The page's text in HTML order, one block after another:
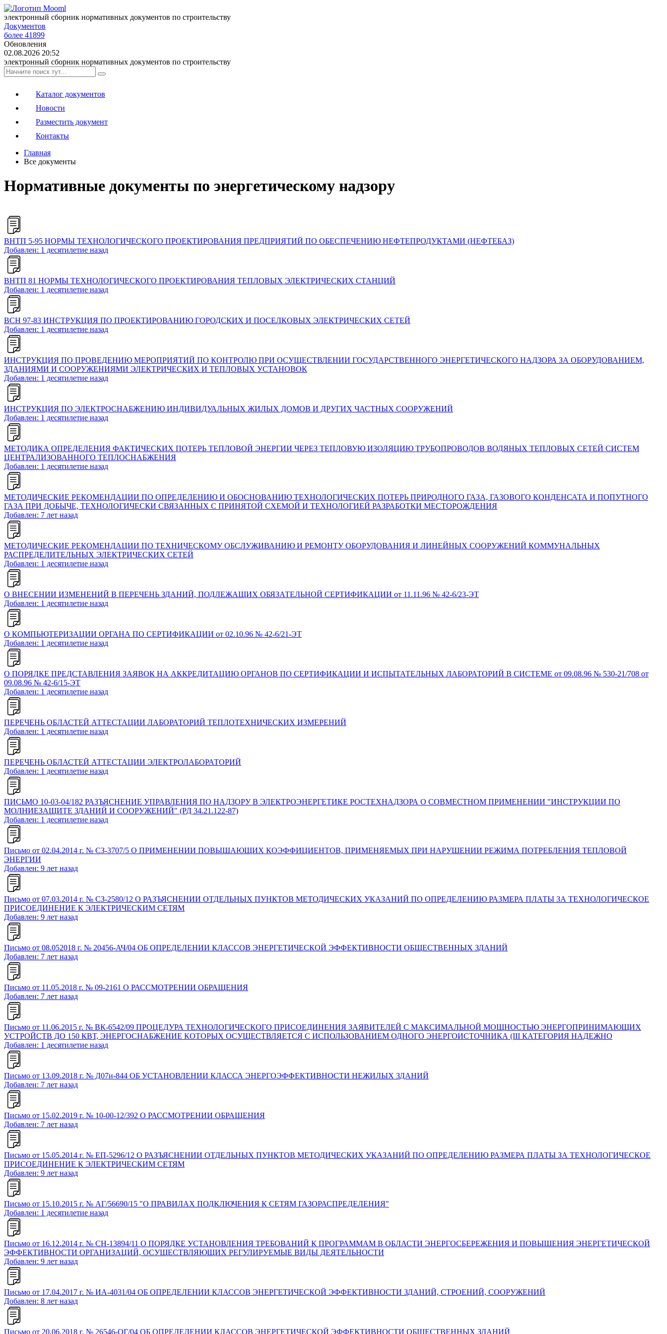
электронный сборник нормативных документов по строительству
Документов
более 41899
Обновления
02.08.2026 20:52
электронный сборник нормативных документов по строительству
Каталог документов
Новости
Разместить документ
Контакты
Главная
Все документы
Нормативные документы по энергетическому надзору
ВНТП 5-95 НОРМЫ ТЕХНОЛОГИЧЕСКОГО ПРОЕКТИРОВАНИЯ ПРЕДПРИЯТИЙ ПО ОБЕСПЕЧЕНИЮ НЕФТЕПРОДУКТАМИ (НЕФТЕБАЗ)
Добавлен: 1 десятилетие назад
ВНТП 81 НОРМЫ ТЕХНОЛОГИЧЕСКОГО ПРОЕКТИРОВАНИЯ ТЕПЛОВЫХ ЭЛЕКТРИЧЕСКИХ СТАНЦИЙ
Добавлен: 1 десятилетие назад
ВСН 97-83 ИНСТРУКЦИЯ ПО ПРОЕКТИРОВАНИЮ ГОРОДСКИХ И ПОСЕЛКОВЫХ ЭЛЕКТРИЧЕСКИХ СЕТЕЙ
Добавлен: 1 десятилетие назад
ИНСТРУКЦИЯ ПО ПРОВЕДЕНИЮ МЕРОПРИЯТИЙ ПО КОНТРОЛЮ ПРИ ОСУЩЕСТВЛЕНИИ ГОСУДАРСТВЕННОГО ЭНЕРГЕТИЧЕСКОГО НАДЗОРА ЗА ОБОРУДОВАНИЕМ,
ЗДАНИЯМИ И СООРУЖЕНИЯМИ ЭЛЕКТРИЧЕСКИХ И ТЕПЛОВЫХ УСТАНОВОК
Добавлен: 1 десятилетие назад
ИНСТРУКЦИЯ ПО ЭЛЕКТРОСНАБЖЕНИЮ ИНДИВИДУАЛЬНЫХ ЖИЛЫХ ДОМОВ И ДРУГИХ ЧАСТНЫХ СООРУЖЕНИЙ
Добавлен: 1 десятилетие назад
МЕТОДИКА ОПРЕДЕЛЕНИЯ ФАКТИЧЕСКИХ ПОТЕРЬ ТЕПЛОВОЙ ЭНЕРГИИ ЧЕРЕЗ ТЕПЛОВУЮ ИЗОЛЯЦИЮ ТРУБОПРОВОДОВ ВОДЯНЫХ ТЕПЛОВЫХ СЕТЕЙ СИСТЕМ
ЦЕНТРАЛИЗОВАННОГО ТЕПЛОСНАБЖЕНИЯ
Добавлен: 1 десятилетие назад
МЕТОДИЧЕСКИЕ РЕКОМЕНДАЦИИ ПО ОПРЕДЕЛЕНИЮ И ОБОСНОВАНИЮ ТЕХНОЛОГИЧЕСКИХ ПОТЕРЬ ПРИРОДНОГО ГАЗА, ГАЗОВОГО КОНДЕНСАТА И ПОПУТНОГО
ГАЗА ПРИ ДОБЫЧЕ, ТЕХНОЛОГИЧЕСКИ СВЯЗАННЫХ С ПРИНЯТОЙ СХЕМОЙ И ТЕХНОЛОГИЕЙ РАЗРАБОТКИ МЕСТОРОЖДЕНИЯ
Добавлен: 7 лет назад
МЕТОДИЧЕСКИЕ РЕКОМЕНДАЦИИ ПО ТЕХНИЧЕСКОМУ ОБСЛУЖИВАНИЮ И РЕМОНТУ ОБОРУДОВАНИЯ И ЛИНЕЙНЫХ СООРУЖЕНИЙ КОММУНАЛЬНЫХ
РАСПРЕДЕЛИТЕЛЬНЫХ ЭЛЕКТРИЧЕСКИХ СЕТЕЙ
Добавлен: 1 десятилетие назад
О ВНЕСЕНИИ ИЗМЕНЕНИЙ В ПЕРЕЧЕНЬ ЗДАНИЙ, ПОДЛЕЖАЩИХ ОБЯЗАТЕЛЬНОЙ СЕРТИФИКАЦИИ от 11.11.96 № 42-6/23-ЭТ
Добавлен: 1 десятилетие назад
О КОМПЬЮТЕРИЗАЦИИ ОРГАНА ПО СЕРТИФИКАЦИИ от 02.10.96 № 42-6/21-ЭТ
Добавлен: 1 десятилетие назад
О ПОРЯДКЕ ПРЕДСТАВЛЕНИЯ ЗАЯВОК НА АККРЕДИТАЦИЮ ОРГАНОВ ПО СЕРТИФИКАЦИИ И ИСПЫТАТЕЛЬНЫХ ЛАБОРАТОРИЙ В СИСТЕМЕ от 09.08.96 № 530-21/708 от
09.08.96 № 42-6/15-ЭТ
Добавлен: 1 десятилетие назад
ПЕРЕЧЕНЬ ОБЛАСТЕЙ АТТЕСТАЦИИ ЛАБОРАТОРИЙ ТЕПЛОТЕХНИЧЕСКИХ ИЗМЕРЕНИЙ
Добавлен: 1 десятилетие назад
ПЕРЕЧЕНЬ ОБЛАСТЕЙ АТТЕСТАЦИИ ЭЛЕКТРОЛАБОРАТОРИЙ
Добавлен: 1 десятилетие назад
ПИСЬМО 10-03-04/182 РАЗЪЯСНЕНИЕ УПРАВЛЕНИЯ ПО НАДЗОРУ В ЭЛЕКТРОЭНЕРГЕТИКЕ РОСТЕХНАДЗОРА О СОВМЕСТНОМ ПРИМЕНЕНИИ "ИНСТРУКЦИИ ПО
МОЛНИЕЗАЩИТЕ ЗДАНИЙ И СООРУЖЕНИЙ" (РД 34.21.122-87)
Добавлен: 1 десятилетие назад
Письмо от 02.04.2014 г. № СЗ-3707/5 О ПРИМЕНЕНИИ ПОВЫШАЮЩИХ КОЭФФИЦИЕНТОВ, ПРИМЕНЯЕМЫХ ПРИ НАРУШЕНИИ РЕЖИМА ПОТРЕБЛЕНИЯ ТЕПЛОВОЙ
ЭНЕРГИИ
Добавлен: 9 лет назад
Письмо от 07.03.2014 г. № СЗ-2580/12 О РАЗЪЯСНЕНИИ ОТДЕЛЬНЫХ ПУНКТОВ МЕТОДИЧЕСКИХ УКАЗАНИЙ ПО ОПРЕДЕЛЕНИЮ РАЗМЕРА ПЛАТЫ ЗА ТЕХНОЛОГИЧЕСКОЕ
ПРИСОЕДИНЕНИЕ К ЭЛЕКТРИЧЕСКИМ СЕТЯМ
Добавлен: 9 лет назад
Письмо от 08.052018 г. № 20456-АЧ/04 ОБ ОПРЕДЕЛЕНИИ КЛАССОВ ЭНЕРГЕТИЧЕСКОЙ ЭФФЕКТИВНОСТИ ОБЩЕСТВЕННЫХ ЗДАНИЙ
Добавлен: 7 лет назад
Письмо от 11.05.2018 г. № 09-2161 О РАССМОТРЕНИИ ОБРАЩЕНИЯ
Добавлен: 7 лет назад
Письмо от 11.06.2015 г. № ВК-6542/09 ПРОЦЕДУРА ТЕХНОЛОГИЧЕСКОГО ПРИСОЕДИНЕНИЯ ЗАЯВИТЕЛЕЙ С МАКСИМАЛЬНОЙ МОЩНОСТЬЮ ЭНЕРГОПРИНИМАЮЩИХ
УСТРОЙСТВ ДО 150 КВТ, ЭНЕРГОСНАБЖЕНИЕ КОТОРЫХ ОСУЩЕСТВЛЯЕТСЯ С ИСПОЛЬЗОВАНИЕМ ОДНОГО ЭНЕРГОИСТОЧНИКА (III КАТЕГОРИЯ НАДЕЖНО
Добавлен: 1 десятилетие назад
Письмо от 13.09.2018 г. № Д07и-844 ОБ УСТАНОВЛЕНИИ КЛАССА ЭНЕРГОЭФФЕКТИВНОСТИ НЕЖИЛЫХ ЗДАНИЙ
Добавлен: 7 лет назад
Письмо от 15.02.2019 г. № 10-00-12/392 О РАССМОТРЕНИИ ОБРАЩЕНИЯ
Добавлен: 7 лет назад
Письмо от 15.05.2014 г. № ЕП-5296/12 О РАЗЪЯСНЕНИИ ОТДЕЛЬНЫХ ПУНКТОВ МЕТОДИЧЕСКИХ УКАЗАНИЙ ПО ОПРЕДЕЛЕНИЮ РАЗМЕРА ПЛАТЫ ЗА ТЕХНОЛОГИЧЕСКОЕ
ПРИСОЕДИНЕНИЕ К ЭЛЕКТРИЧЕСКИМ СЕТЯМ
Добавлен: 9 лет назад
Письмо от 15.10.2015 г. № АГ/56690/15 "О ПРАВИЛАХ ПОДКЛЮЧЕНИЯ К СЕТЯМ ГАЗОРАСПРЕДЕЛЕНИЯ"
Добавлен: 1 десятилетие назад
Письмо от 16.12.2014 г. № СН-13894/11 О ПОРЯДКЕ УСТАНОВЛЕНИЯ ТРЕБОВАНИЙ К ПРОГРАММАМ В ОБЛАСТИ ЭНЕРГОСБЕРЕЖЕНИЯ И ПОВЫШЕНИЯ ЭНЕРГЕТИЧЕСКОЙ
ЭФФЕКТИВНОСТИ ОРГАНИЗАЦИЙ, ОСУЩЕСТВЛЯЮЩИХ РЕГУЛИРУЕМЫЕ ВИДЫ ДЕЯТЕЛЬНОСТИ
Добавлен: 9 лет назад
Письмо от 17.04.2017 г. № ИА-4031/04 ОБ ОПРЕДЕЛЕНИИ КЛАССОВ ЭНЕРГЕТИЧЕСКОЙ ЭФФЕКТИВНОСТИ ЗДАНИЙ, СТРОЕНИЙ, СООРУЖЕНИЙ
Добавлен: 8 лет назад
Письмо от 20.06.2018 г. № 26546-ОГ/04 ОБ ОПРЕДЕЛЕНИИ КЛАССОВ ЭНЕРГЕТИЧЕСКОЙ ЭФФЕКТИВНОСТИ ОБЩЕСТВЕННЫХ ЗДАНИЙ